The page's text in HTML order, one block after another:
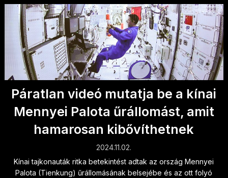
Páratlan videó mutatja be a kínai
Mennyei Palota űrállomást, amit
hamarosan kibővíthetnek
2024.11.02.
Kínai tajkonauták ritka betekintést adtak az ország Mennyei
Palota (Tienkung) űrállomásának belsejébe és az ott folyó